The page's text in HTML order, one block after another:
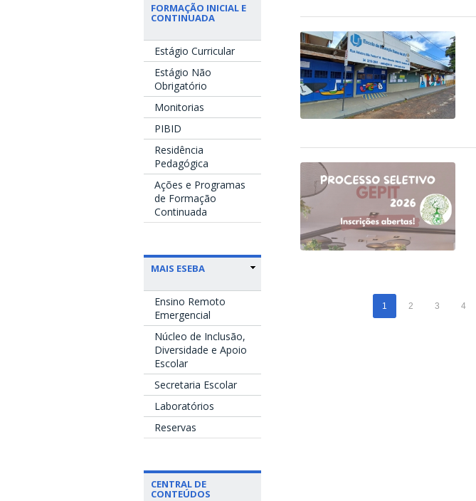
FORMAÇÃO INICIAL E
CONTINUADA
Estágio Curricular
Estágio Não
Obrigatório
Monitorias
PIBID
Residência
Pedagógica
Ações e Programas
de Formação
Continuada
MAIS ESEBA
Ensino Remoto
Emergencial
Núcleo de Inclusão,
Diversidade e Apoio
Escolar
Secretaria Escolar
Laboratórios
Reservas
CENTRAL DE
CONTEÚDOS
1 2 3 4